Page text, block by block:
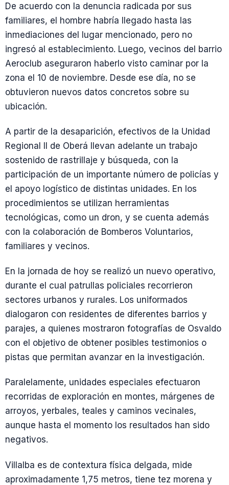
De acuerdo con la denuncia radicada por sus
familiares, el hombre habría llegado hasta las
inmediaciones del lugar mencionado, pero no
ingresó al establecimiento. Luego, vecinos del barrio
Aeroclub aseguraron haberlo visto caminar por la
zona el 10 de noviembre. Desde ese día, no se
obtuvieron nuevos datos concretos sobre su
ubicación.
A partir de la desaparición, efectivos de la Unidad
Regional II de Oberá llevan adelante un trabajo
sostenido de rastrillaje y búsqueda, con la
participación de un importante número de policías y
el apoyo logístico de distintas unidades. En los
procedimientos se utilizan herramientas
tecnológicas, como un dron, y se cuenta además
con la colaboración de Bomberos Voluntarios,
familiares y vecinos.
En la jornada de hoy se realizó un nuevo operativo,
durante el cual patrullas policiales recorrieron
sectores urbanos y rurales. Los uniformados
dialogaron con residentes de diferentes barrios y
parajes, a quienes mostraron fotografías de Osvaldo
con el objetivo de obtener posibles testimonios o
pistas que permitan avanzar en la investigación.
Paralelamente, unidades especiales efectuaron
recorridas de exploración en montes, márgenes de
arroyos, yerbales, teales y caminos vecinales,
aunque hasta el momento los resultados han sido
negativos.
Villalba es de contextura física delgada, mide
aproximadamente 1,75 metros, tiene tez morena y